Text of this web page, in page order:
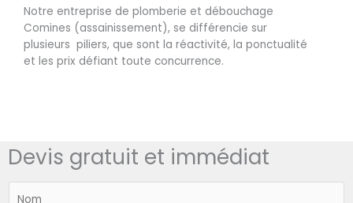
Notre entreprise de plomberie et débouchage
Comines (assainissement), se différencie sur
plusieurs piliers, que sont la réactivité, la ponctualité
et les prix défiant toute concurrence.
Devis gratuit et immédiat